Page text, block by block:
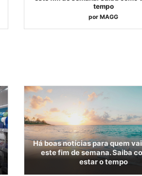
tempo
por MAGG
Há boas notícias para quem
este fim de semana. Saiba
estar o tempo